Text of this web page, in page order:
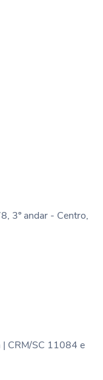
3º andar - Centro,
| CRM/SC 11084 e